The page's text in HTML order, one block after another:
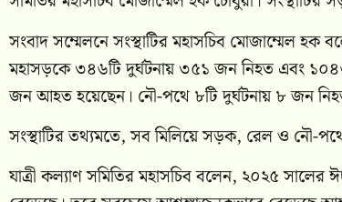
সংবাদ সম্মেলনে সংস্থাটির মহাসচিব মোজাম্মেল হক
মহাসড়কে ৩৪৬টি দুর্ঘটনায় ৩৫১ জন নিহত এবং
জন আহত হয়েছেন। নৌ-পথে ৮টি দুর্ঘটনায় ৮ জন
সংস্থাটির তথ্যমতে, সব মিলিয়ে সড়ক, রেল ও নৌ-
যাত্রী কল্যাণ সমিতির মহাসচিব বলেন, ২০২৫